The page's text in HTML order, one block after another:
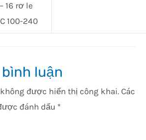
16 rơ le
100-240
luận
được hiển thị công khai. Các
đánh dấu *